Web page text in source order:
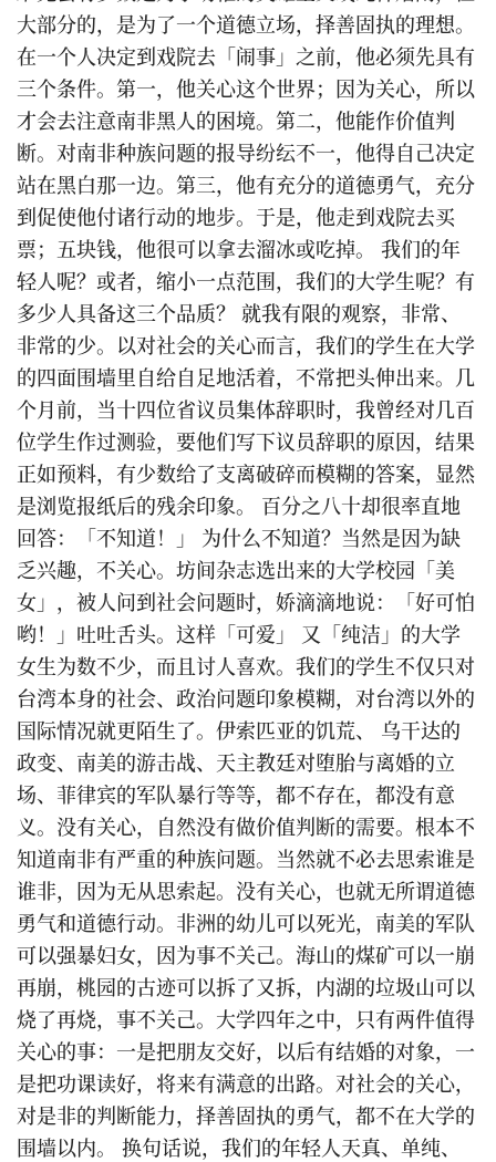
大部分的，是为了一个道德立场，择善固执的理想。
在一个人决定到戏院去「闹事」之前，他必须先具有
三个条件。第一，他关心这个世界；因为关心，所以
才会去注意南非黑人的困境。第二，他能作价值判
断。对南非种族问题的报导纷纭不一，他得自己决定
站在黑白那一边。第三，他有充分的道德勇气，充分
到促使他付诸行动的地步。于是，他走到戏院去买
票；五块钱，他很可以拿去溜冰或吃掉。 我们的年
轻人呢？或者，缩小一点范围，我们的大学生呢？有
多少人具备这三个品质？ 就我有限的观察，非常、
非常的少。以对社会的关心而言，我们的学生在大学
的四面围墙里自给自足地活着，不常把头伸出来。几
个月前，当十四位省议员集体辞职时，我曾经对几百
位学生作过测验，要他们写下议员辞职的原因，结果
正如预料，有少数给了支离破碎而模糊的答案，显然
是浏览报纸后的残余印象。 百分之八十却很率直地
回答：「不知道！」 为什么不知道？当然是因为缺
乏兴趣，不关心。坊间杂志选出来的大学校园「美
女」，被人问到社会问题时，娇滴滴地说：「好可怕
哟！」吐吐舌头。这样「可爱」 又「纯洁」的大学
女生为数不少，而且讨人喜欢。我们的学生不仅只对
台湾本身的社会、政治问题印象模糊，对台湾以外的
国际情况就更陌生了。伊索匹亚的饥荒、 乌干达的
政变、南美的游击战、天主教廷对堕胎与离婚的立
场、菲律宾的军队暴行等等，都不存在，都没有意
义。没有关心，自然没有做价值判断的需要。根本不
知道南非有严重的种族问题。当然就不必去思索谁是
谁非，因为无从思索起。没有关心，也就无所谓道德
勇气和道德行动。非洲的幼儿可以死光，南美的军队
可以强暴妇女，因为事不关己。海山的煤矿可以一崩
再崩，桃园的古迹可以拆了又拆，内湖的垃圾山可以
烧了再烧，事不关己。大学四年之中，只有两件值得
关心的事：一是把朋友交好，以后有结婚的对象，一
是把功课读好，将来有满意的出路。对社会的关心，
对是非的判断能力，择善固执的勇气，都不在大学的
围墙以内。 换句话说，我们的年轻人天真、单纯、